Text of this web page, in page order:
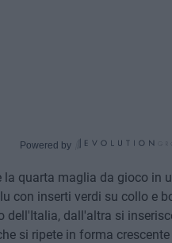
Powered by
la quarta maglia da gioco in
con inserti verdi su collo e
dell'Italia, dall'altra si
si ripete in forma